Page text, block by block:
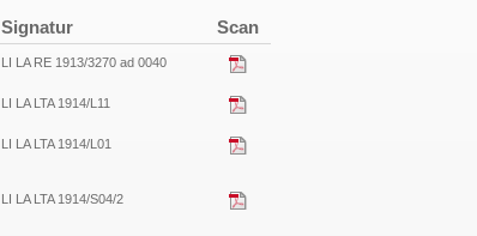
Signatur Scan
LI LA RE 1913/3270 ad 0040
LI LA LTA 1914/L11
LI LA LTA 1914/L01
LI LA LTA 1914/S04/2